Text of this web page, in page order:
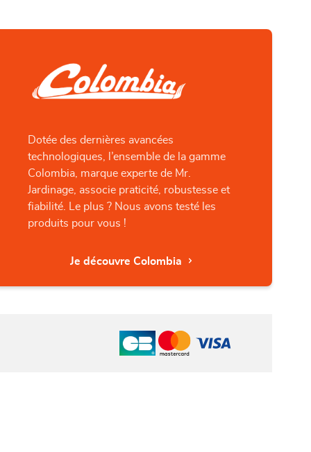
Dotée des dernières avancées
technologiques, l’ensemble de la gamme
Colombia, marque experte de Mr.
Jardinage, associe praticité, robustesse et
fiabilité. Le plus ? Nous avons testé les
produits pour vous !
Je découvre Colombia